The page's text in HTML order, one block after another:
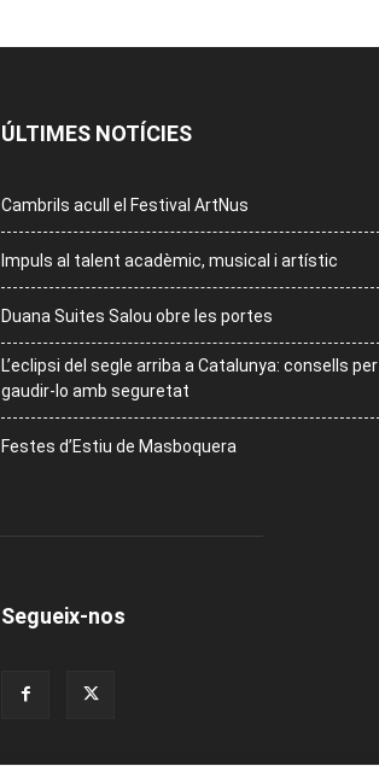
ÚLTIMES NOTÍCIES
Cambrils acull el Festival ArtNus
Impuls al talent acadèmic, musical i artístic
Duana Suites Salou obre les portes
L’eclipsi del segle arriba a Catalunya: consells per
gaudir-lo amb seguretat
Festes d’Estiu de Masboquera
Segueix-nos